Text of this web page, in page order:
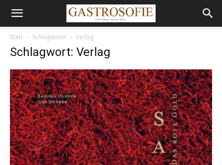
Start Schlagworte Verlag
Schlagwort: Verlag